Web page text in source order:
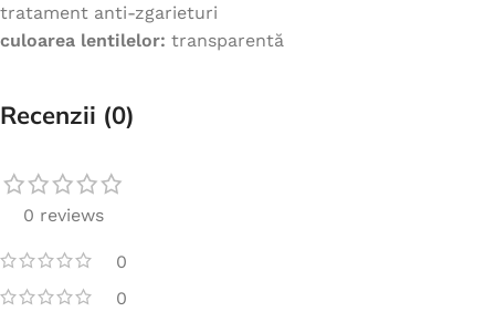
tratament anti-zgarieturi
culoarea lentilelor: transparentă
Recenzii (0)
0 reviews
0
0